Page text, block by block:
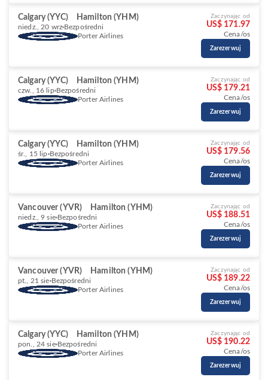
Calgary (YYC) Hamilton (YHM)
niedz., 20 wrz Bezpośredni
Porter Airlines
Zaczynając od
US$ 171.97
Cena/os
Zarezerwuj
Calgary (YYC) Hamilton (YHM)
czw., 16 lip Bezpośredni
Porter Airlines
Zaczynając od
US$ 179.21
Cena/os
Zarezerwuj
Calgary (YYC) Hamilton (YHM)
śr., 15 lip Bezpośredni
Porter Airlines
Zaczynając od
US$ 179.56
Cena/os
Zarezerwuj
Vancouver (YVR) Hamilton (YHM)
niedz., 9 sie Bezpośredni
Porter Airlines
Zaczynając od
US$ 188.51
Cena/os
Zarezerwuj
Vancouver (YVR) Hamilton (YHM)
pt., 21 sie Bezpośredni
Porter Airlines
Zaczynając od
US$ 189.22
Cena/os
Zarezerwuj
Calgary (YYC) Hamilton (YHM)
pon., 24 sie Bezpośredni
Porter Airlines
Zaczynając od
US$ 190.22
Cena/os
Zarezerwuj